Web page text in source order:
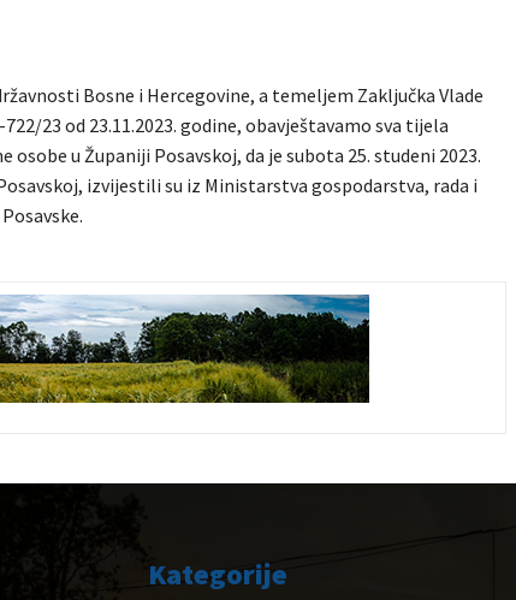
Bosne i Hercegovine, a temeljem Zaključka Vlade
23 od 23.11.2023. godine, obavještavamo sva tijela
osobe u Županiji Posavskoj, da je subota 25. studeni 2023.
izvijestili su iz Ministarstva gospodarstva, rada i
Kategorije